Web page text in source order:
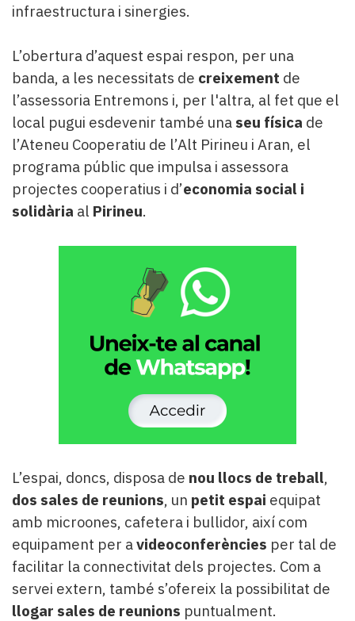
infraestructura i sinergies.
L’obertura d’aquest espai respon, per una
banda, a les necessitats de creixement de
l’assessoria Entremons i, per l'altra, al fet que el
local pugui esdevenir també una seu física de
l’Ateneu Cooperatiu de l’Alt Pirineu i Aran, el
programa públic que impulsa i assessora
projectes cooperatius i d’economia social i
solidària al Pirineu.
L’espai, doncs, disposa de nou llocs de treball,
dos sales de reunions, un petit espai equipat
amb microones, cafetera i bullidor, així com
equipament per avideoconferències per tal de
facilitar la connectivitat dels projectes. Com a
servei extern, també s’ofereix la possibilitat de
llogar sales de reunions puntualment.